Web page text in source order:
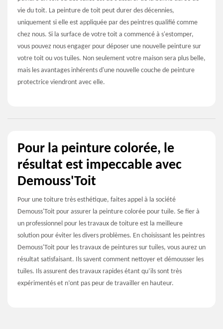
vie du toit. La peinture de toit peut durer des décennies,
uniquement si elle est appliquée par des peintres qualifié comme
chez nous. Si la surface de votre toit a commencé à s'estomper,
vous pouvez nous engager pour déposer une nouvelle peinture sur
votre toit ou vos tuiles. Non seulement votre maison sera plus belle,
mais les avantages inhérents d'une nouvelle couche de peinture
protectrice viendront avec elle.
Pour la peinture colorée, le
résultat est impeccable avec
Demouss'Toit
Pour une toiture très esthétique, faites appel à la société
Demouss'Toit pour assurer la peinture colorée pour tuile. Se fier à
un professionnel pour les travaux de toiture est la meilleure
solution pour éviter les divers problèmes. En choisissant les peintres
Demouss'Toit pour les travaux de peintures sur tuiles, vous aurez un
résultat satisfaisant. Ils savent comment nettoyer et démousser les
tuiles. Ils assurent des travaux rapides étant qu’ils sont très
expérimentés et n’ont pas peur de travailler en hauteur.